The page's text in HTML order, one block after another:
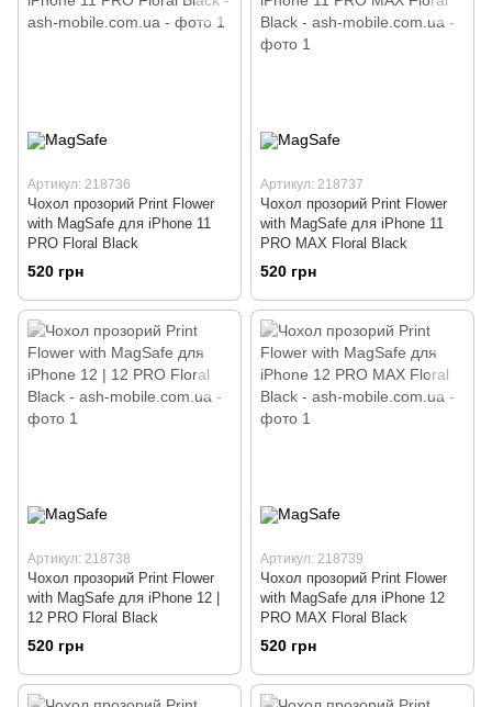
Артикул: 218736
Чохол прозорий Print Flower
with MagSafe для iPhone 11
PRO Floral Black
520 грн
Артикул: 218737
Чохол прозорий Print Flower
with MagSafe для iPhone 11
PRO MAX Floral Black
520 грн
Артикул: 218738
Чохол прозорий Print Flower
with MagSafe для iPhone 12 |
12 PRO Floral Black
520 грн
Артикул: 218739
Чохол прозорий Print Flower
with MagSafe для iPhone 12
PRO MAX Floral Black
520 грн